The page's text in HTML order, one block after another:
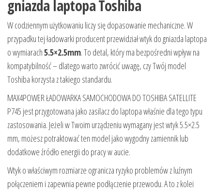
gniazda laptopa Toshiba
W codziennym użytkowaniu liczy się dopasowanie mechaniczne. W
przypadku tej ładowarki producent przewidział wtyk do gniazda laptopa
o wymiarach5.5×2.5mm. To detal, który ma bezpośredni wpływ na
kompatybilność – dlatego warto zwrócić uwagę, czy Twój model
Toshiba korzysta z takiego standardu.
MAX4POWER ŁADOWARKA SAMOCHODOWA DO TOSHIBA SATELLITE
P745 jest przygotowana jako zasilacz do laptopa właśnie dla tego typu
zastosowania. Jeżeli w Twoim urządzeniu wymagany jest wtyk 5.5×2.5
mm, możesz potraktować ten model jako wygodny zamiennik lub
dodatkowe źródło energii do pracy w aucie.
Wtyk o właściwym rozmiarze ogranicza ryzyko problemów z luźnym
połączeniem i zapewnia pewne podłączenie przewodu. A to z kolei